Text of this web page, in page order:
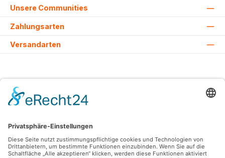
Unsere Communities
Zahlungsarten
Versandarten
Alle Preise inkl. gesetzl. Mehrwertsteuer zzgl.
und ggf.
Nachnahmegebühren, wenn nicht anders angegeben.
© 2026 Lovehurts Bikes - Alle Rechte vorbehalten. Theme by